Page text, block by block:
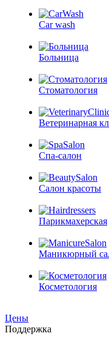
Car wash
Больница
Стоматология
Ветеринарная
Спа-салон
Салон красоты
Парикмахерская
Маникюрный
Косметология
Цены
Поддержка